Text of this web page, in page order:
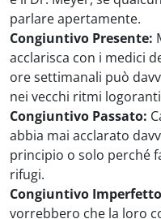
parlare apertamente.
Congiuntivo Presente:
acclarisca con i medici
ore settimanali può
nei vecchi ritmi
Congiuntivo Passato:
abbia mai acclarato
principio o solo perché
rifugi.
Congiuntivo
vorrebbero che la loro